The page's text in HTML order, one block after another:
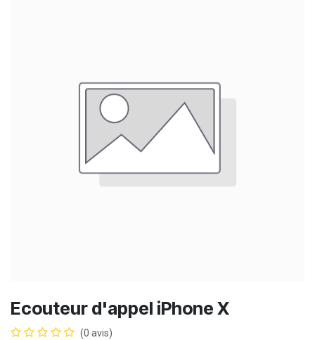
Ecouteur d'appel iPhone X
(0 avis)